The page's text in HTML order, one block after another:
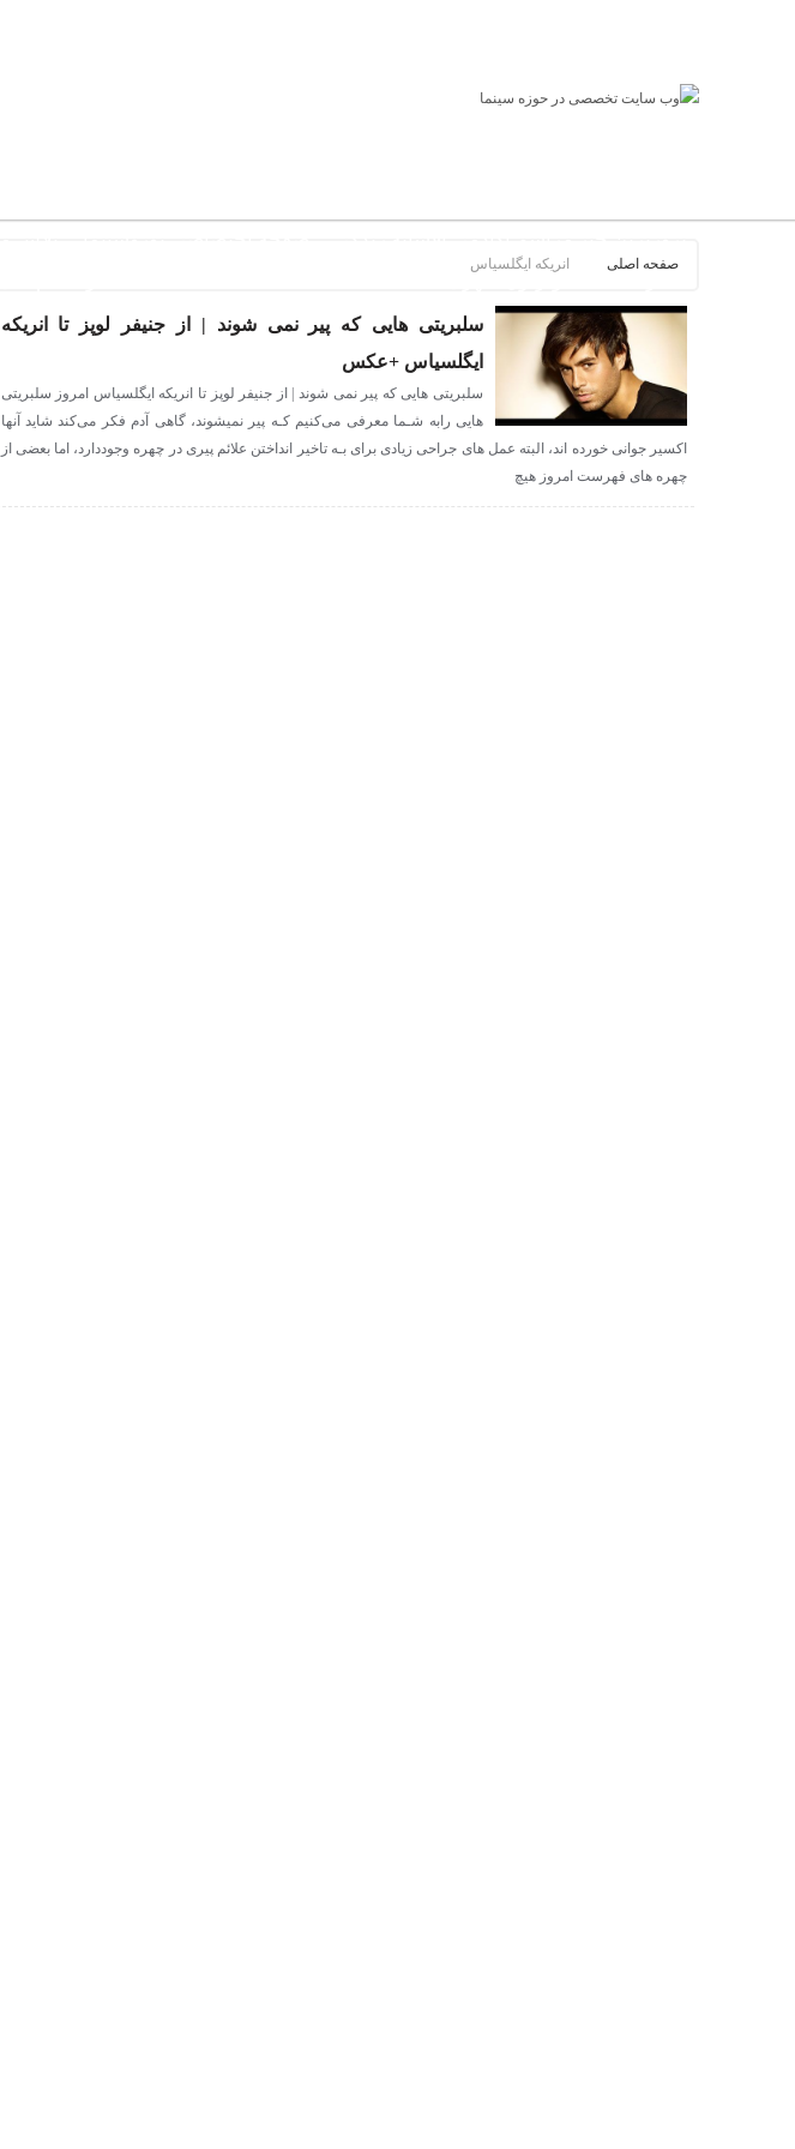
تلویزیون شهری
صفحه اصلی انریکه ایگلسیاس
سلبریتی هایی که پیر نمی شوند | از جنیفر لوپز تا انریکه
ایگلسیاس +عکس
سلبریتی هایی که پیر نمی شوند | از جنیفر لوپز تا انریکه ایگلسیاس امروز سلبریتی
هایی رابه شـما معرفی می‌کنیم کـه پیر نمیشوند، گاهی آدم فکر می‌کند شاید آنها
اکسیر جوانی خورده اند، البته عمل های جراحی زیادی برای بـه تاخیر انداختن علائم پیری در چهره وجوددارد، اما بعضی از
چهره های فهرست امروز هیچ